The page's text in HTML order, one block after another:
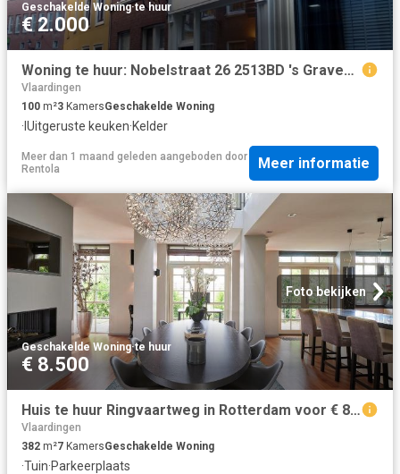
Geschakelde Woning·te huur
€ 2.000
Woning te huur: Nobelstraat 26 2513BD 's Gravenhage
Vlaardingen
100 m²3 KamersGeschakelde Woning
· IUitgeruste keuken·Kelder
Meer dan 1 maand geleden aangeboden door
Rentola
Meer informatie
Foto bekijken
Geschakelde Woning·te huur
€ 8.500
Huis te huur Ringvaartweg in Rotterdam voor € 8.500
Vlaardingen
382 m²7 KamersGeschakelde Woning
·Tuin·Parkeerplaats